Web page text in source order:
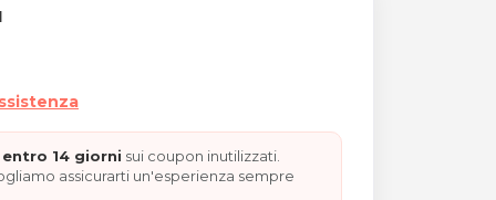
14 giorni sui coupon inutilizzati.
assicurarti un'esperienza sempre